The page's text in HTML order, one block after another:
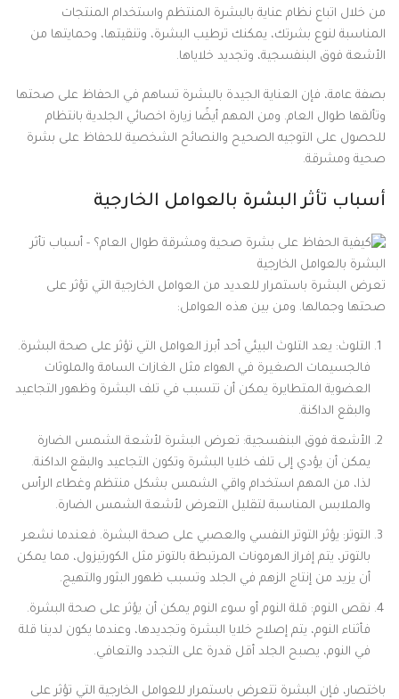
من خلال اتباع نظام عناية بالبشرة المنتظم واستخدام المنتجات
المناسبة لنوع بشرتك، يمكنك ترطيب البشرة، وتنقيتها، وحمايتها من
الأشعة فوق البنفسجية، وتجديد خلاياها.
بصفة عامة، فإن العناية الجيدة بالبشرة تساهم في الحفاظ على صحتها
وتألقها طوال العام. ومن المهم أيضًا زيارة اخصائي الجلدية بانتظام
للحصول على التوجيه الصحيح والنصائح الشخصية للحفاظ على بشرة
صحية ومشرقة.
أسباب تأثر البشرة بالعوامل الخارجية
تعرض البشرة باستمرار للعديد من العوامل الخارجية التي تؤثر على
صحتها وجمالها. ومن بين هذه العوامل:
التلوث: يعد التلوث البيئي أحد أبرز العوامل التي تؤثر على صحة البشرة.
فالجسيمات الصغيرة في الهواء مثل الغازات السامة والملوثات
العضوية المتطايرة يمكن أن تتسبب في تلف البشرة وظهور التجاعيد
والبقع الداكنة.
الأشعة فوق البنفسجية: تعرض البشرة لأشعة الشمس الضارة
يمكن أن يؤدي إلى تلف خلايا البشرة وتكون التجاعيد والبقع الداكنة.
لذا، من المهم استخدام واقي الشمس بشكل منتظم وغطاء الرأس
والملابس المناسبة لتقليل التعرض لأشعة الشمس الضارة.
التوتر: يؤثر التوتر النفسي والعصبي على صحة البشرة. فعندما نشعر
بالتوتر، يتم إفراز الهرمونات المرتبطة بالتوتر مثل الكورتيزول، مما يمكن
أن يزيد من إنتاج الزهم في الجلد وتسبب ظهور البثور والتهيج.
نقص النوم: قلة النوم أو سوء النوم يمكن أن يؤثر على صحة البشرة.
فأثناء النوم، يتم إصلاح خلايا البشرة وتجديدها، وعندما يكون لدينا قلة
في النوم، يصبح الجلد أقل قدرة على التجدد والتعافي.
باختصار، فإن البشرة تتعرض باستمرار للعوامل الخارجية التي تؤثر على